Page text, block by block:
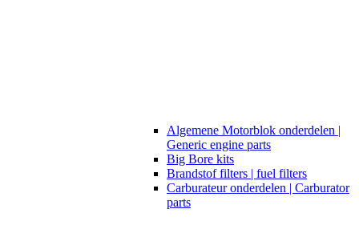
Algemene Motorblok onderdelen |
Generic engine parts
Big Bore kits
Brandstof filters | fuel filters
Carburateur onderdelen | Carburator
parts